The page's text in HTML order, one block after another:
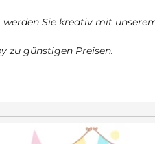
Sie kreativ mit
zu günstigen Preisen.